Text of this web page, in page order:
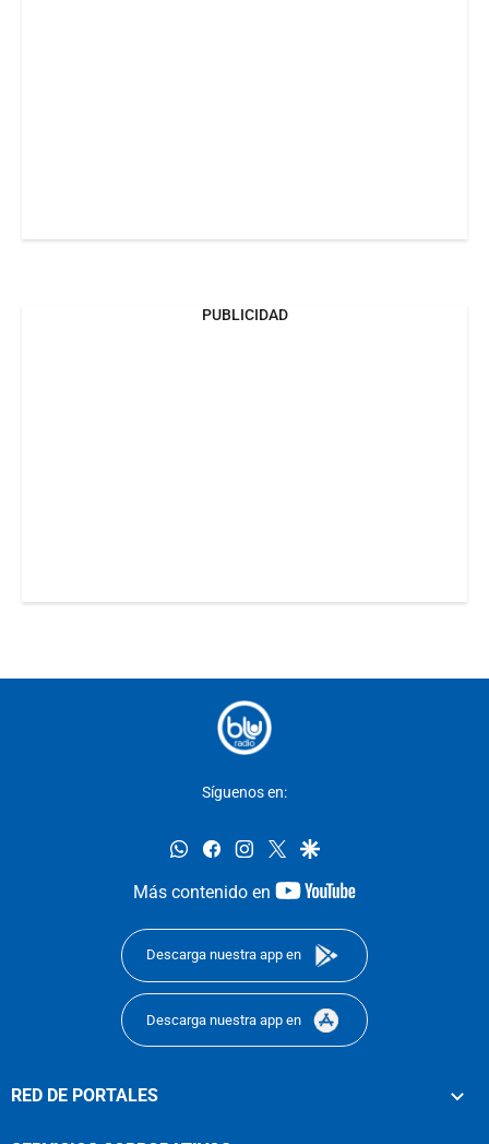
PUBLICIDAD
Síguenos en:
whatsappfacebookinstagram
twittergoogle
Más contenido en
youtube-
Descarga nuestra app en
Descarga nuestra app en
RED DE PORTALES